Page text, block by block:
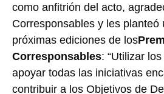
como anfitrión del acto,
Corresponsables y les planteó
próximas ediciones de los
Corresponsables: “Utilizar
apoyar todas las iniciativas
contribuir a los Objetivos de